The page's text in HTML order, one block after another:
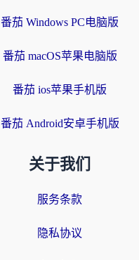
番茄 Windows PC电脑版
番茄 macOS苹果电脑版
番茄 ios苹果手机版
番茄 Android安卓手机版
关于我们
服务条款
隐私协议